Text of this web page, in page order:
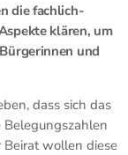
die fachlich-
klären, um
und
dass sich das
wollen diese